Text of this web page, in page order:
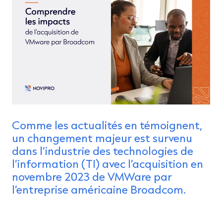
Comme les actualités en témoignent,
un changement majeur est survenu
dans l’industrie des technologies de
l’information (TI) avec l’acquisition en
novembre 2023 de VMWare par
l’entreprise américaine Broadcom.